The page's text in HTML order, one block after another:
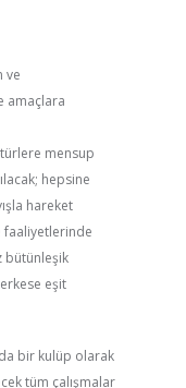
ve
amaçlara
mensup
hepsine
hareket
faaliyetlerinde
bütünleşik
eşit
bir kulüp olarak
tüm çalışmalar